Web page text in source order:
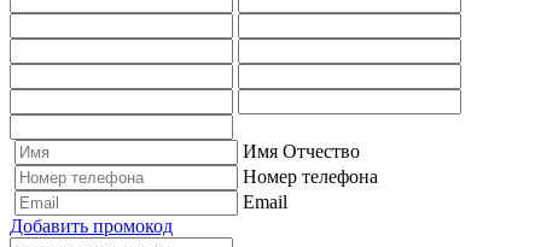
Имя Отчество
Номер телефона
Email
Добавить промокод